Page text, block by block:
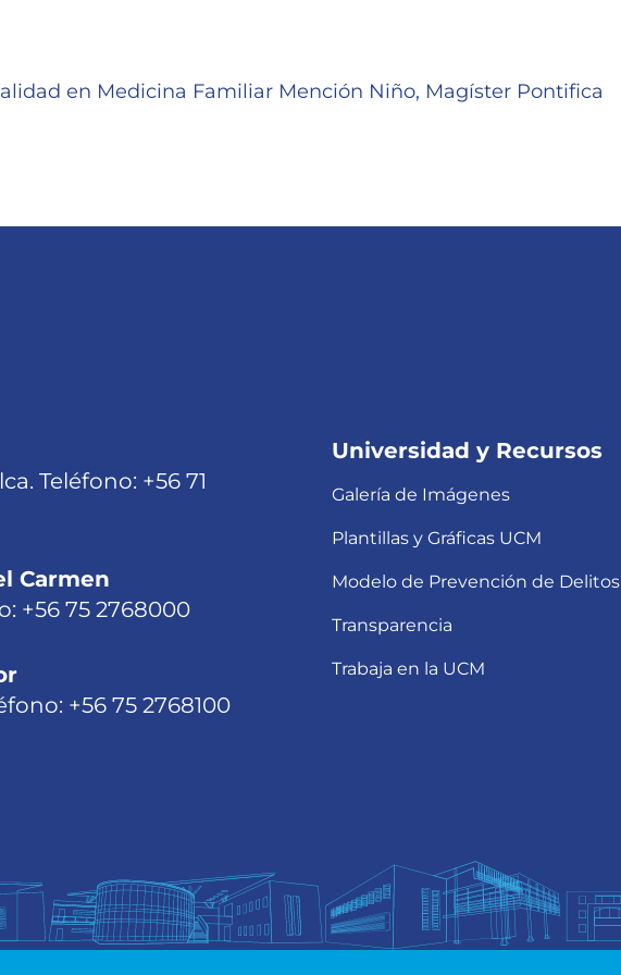
en Medicina Familiar Mención Niño, Magíster Pontifica
Teléfono: +56 71
Carmen
+56 75 2768000
+56 75 2768100
Universidad y Recursos
Galería de Imágenes
Plantillas y Gráficas UCM
Modelo de Prevención de Delitos
Transparencia
Trabaja en la UCM